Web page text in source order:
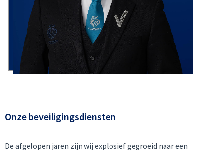
Onze beveiligingsdiensten
De afgelopen jaren zijn wij explosief gegroeid naar een